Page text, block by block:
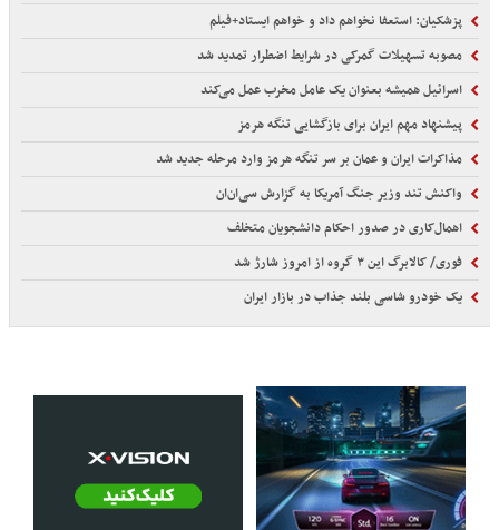
پزشکیان: استعفا نخواهم داد و خواهم ایستاد+فیلم
مصوبه تسهیلات گمرکی در شرایط اضطرار تمدید شد
اسرائیل همیشه بعنوان یک عامل مخرب عمل می‌کند
پیشنهاد مهم ایران برای بازگشایی تنگه هرمز
مذاکرات ایران و عمان بر سر تنگه هرمز وارد مرحله جدید شد
واکنش تند وزیر جنگ آمریکا به گزارش سی‌ان‌ان
اهمال‌کاری در صدور احکام‌ دانشجویان متخلف
فوری/ کالابرگ این ۳ گروه از امروز شارژ شد
یک خودرو شاسی بلند جذاب در بازار ایران